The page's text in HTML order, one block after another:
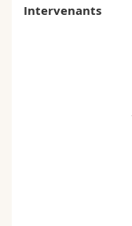
Intervenants